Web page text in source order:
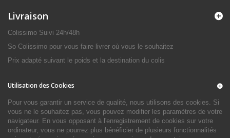
Livraison
Colissimo Suivi 24h/48h
So Colissimo pour vous faire livrer où vous le souhaitez
Prix adapté suivant le poids et la destination du colis
Utilisation des Cookies
Pour vous garantir un service de qualité, nous utilisons des cookies. Si
vous ne le souhaitez pas, vous pouvez modifier les paramètres de votre
navigateur. En vous opposant à l'enregistrement de cookies sur votre
ordinateur, vous ne pourrez plus bénéficier de plusieurs fonctionnalités